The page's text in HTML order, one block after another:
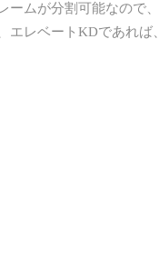
ムが分割可能なので
レベートKDであれば